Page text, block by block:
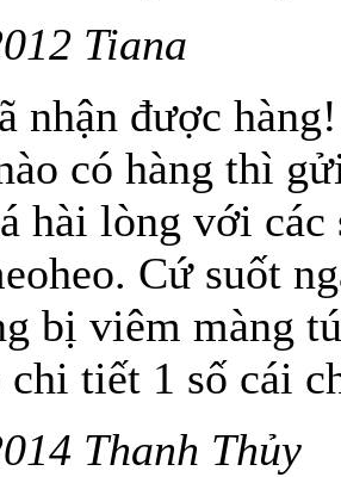
Tiana
nhận được
có hàng thì
hài lòng với
Cứ suốt
bị viêm màng
tiết 1 số cái
Thanh Thủy